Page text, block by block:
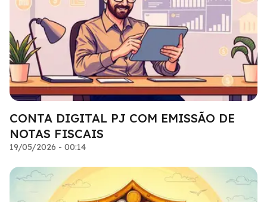
CONTA DIGITAL PJ COM EMISSÃO DE
NOTAS FISCAIS
19/05/2026 - 00:14